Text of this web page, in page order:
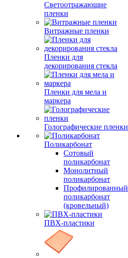
Светоотражающие
пленки
Витражные пленки
Пленки для
декорирования стекла
Пленки для мела и
маркера
Голографические пленки
Поликарбонат
Сотовый
поликарбонат
Монолитный
поликарбонат
Профилированный
поликарбонат
(кровельный)
ПВХ-пластики